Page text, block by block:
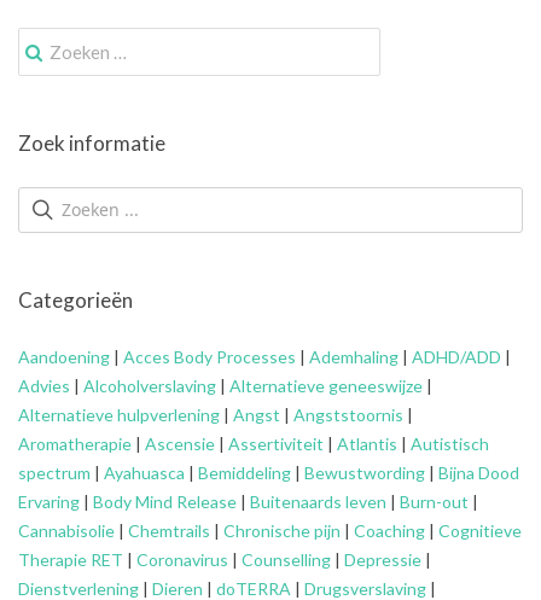
Zoek
naar:
Zoek informatie
Categorieën
Aandoening | Acces Body Processes | Ademhaling | ADHD/ADD |
Advies | Alcoholverslaving | Alternatieve geneeswijze |
Alternatieve hulpverlening | Angst | Angststoornis |
Aromatherapie | Ascensie | Assertiviteit | Atlantis | Autistisch
spectrum | Ayahuasca | Bemiddeling | Bewustwording | Bijna Dood
Ervaring | Body Mind Release | Buitenaards leven | Burn-out |
Cannabisolie | Chemtrails | Chronische pijn | Coaching | Cognitieve
Therapie RET | Coronavirus | Counselling | Depressie |
Dienstverlening | Dieren | doTERRA | Drugsverslaving |